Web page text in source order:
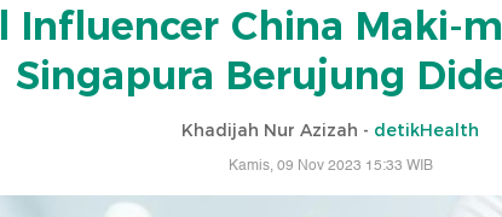
Influencer China Maki-
Singapura Berujung
Khadijah Nur Azizah - detikHealth
Kamis, 09 Nov 2023 15:33 WIB